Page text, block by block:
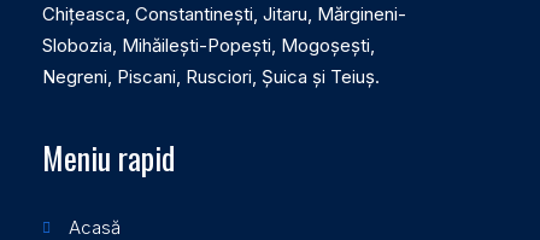
Chițeasca, Constantinești, Jitaru, Mărgineni-
Slobozia, Mihăilești-Popești, Mogoșești,
Negreni, Piscani, Rusciori, Șuica și Teiuș.
Meniu rapid
Acasă